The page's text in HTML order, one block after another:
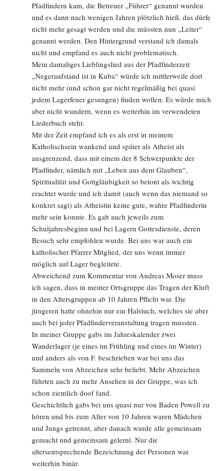
Pfadfindern kam, die Betreuer „Führer“ genannt wurden
und es dann nach wenigen Jahren plötzlich hieß, das dürfe
nicht mehr gesagt werden und die müssten nun „Leiter“
genannt werden. Den Hintergrund verstand ich damals
nicht und empfand es auch nicht problematisch.
Mein damaliges Lieblingslied aus der Pfadfinderzeit
„Negeraufstand ist in Kuba“ würde ich mittlerweile dort
nicht mehr (und schon gar nicht regelmäßig bei quasi
jedem Lagerfeuer gesungen) finden wollen. Es würde mich
aber nicht wundern, wenn es weiterhin im verwendeten
Liederbuch steht.
Mit der Zeit empfand ich es als erst in meinem
Katholischsein wankend und später als Atheist als
ausgrenzend, dass mit einem der 8 Schwerpunkte der
Pfadfinder, nämlich mit „Leben aus dem Glauben“,
Spiritualität und Gottgläubigkeit so betont als wichtig
erachtet wurde und ich damit (auch wenn das niemand so
konkret sagt) als Atheistin keine gute, wahre Pfadfinderin
mehr sein konnte. Es gab auch jeweils zum
Schuljahresbeginn und bei Lagern Gottesdienste, deren
Besuch sehr empfohlen wurde. Bei uns war auch ein
katholischer Pfarrer Mitglied, der uns wenn immer
möglich auf Lager begleitete.
Abweichend zum Kommentar von Andreas Moser muss
ich sagen, dass in meiner Ortsgruppe das Tragen der Kluft
in den Altersgruppen ab 10 Jahren Pflicht war. Die
jüngeren hatte ohnehin nur ein Halstuch, welches sie aber
auch bei jeder Pfadfinderveranstaltung tragen mussten.
In meiner Gruppe gabs im Jahreskalender zwei
Wanderlager (je eines im Frühling und eines im Winter)
und anders als von F. beschrieben war bei uns das
Sammeln von Abzeichen sehr beliebt. Mehr Abzeichen
führten auch zu mehr Ansehen in der Gruppe, was ich
schon ziemlich doof fand.
Geschichtlich gabs bei uns quasi nur von Baden Powell zu
hören und bis zum Alter von 10 Jahren waren Mädchen
und Jungs getrennt, aber danach wurde alle gemeinsam
gemacht und gemeinsam gelernt. Nur die
altersentsprechende Bezeichnung der Personen war
weiterhin binär.